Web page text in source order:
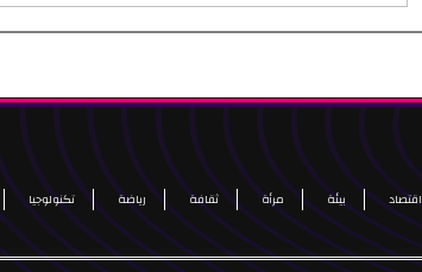
اقتصاد بيئة مرأة ثقافة رياضة تكنولوجيا